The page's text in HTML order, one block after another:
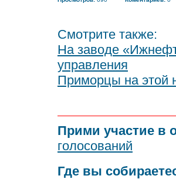
Смотрите также:
На заводе
управления
Приморцы на этой
Прими участие в
голосований
Где вы